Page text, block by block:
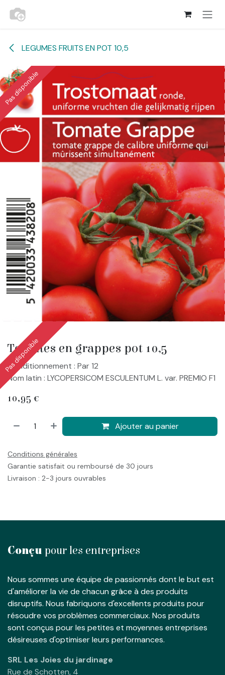
Se rendre au contenu
LEGUMES FRUITS EN POT 10,5
Pas disponible
Tomates en grappes pot 10,5
Pas disponible
Conditionnement : Par 12
Nom latin : LYCOPERSICOM ESCULENTUM L. var. PREMIO F1
10,95 €
Ajouter au panier
Conditions générales
Garantie satisfait ou remboursé de 30 jours
Livraison : 2-3 jours ouvrables
Conçu pour les entreprises
Nous sommes une équipe de passionnés dont le but est
d'améliorer la vie de chacun grâce à des produits
disruptifs. Nous fabriquons d'excellents produits pour
résoudre vos problèmes commerciaux. Nos produits
sont conçus pour les petites et moyennes entreprises
désireuses d'optimiser leurs performances.
SRL Les Joies du jardinage
Rue de Schotten, 4